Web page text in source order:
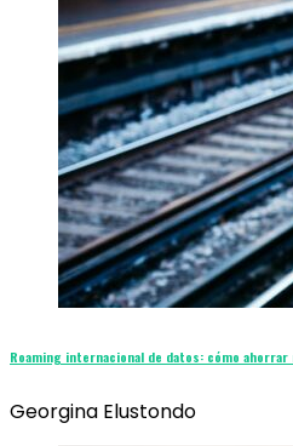
Roaming internacional de datos: cómo
Georgina Elustondo